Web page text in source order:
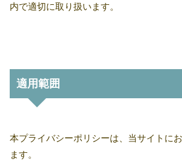
内で適切に取り扱います。
適用範囲
本プライバシーポリシーは、当サイトに
ます。